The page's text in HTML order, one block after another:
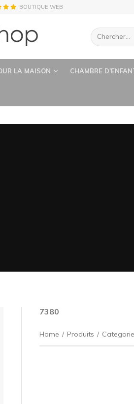
BOUTIQUE WEB
LA MAISON CHAMBRE
7380
Home / Produits / Categorie